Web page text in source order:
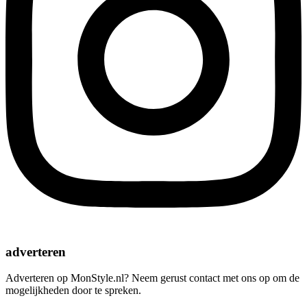
adverteren
Adverteren op MonStyle.nl? Neem gerust contact met ons op om de
mogelijkheden door te spreken.